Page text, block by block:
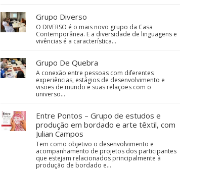
Grupo Diverso
O DIVERSO é o mais novo grupo da Casa
Contemporânea. E a diversidade de linguagens e
vivências é a característica…
Grupo De Quebra
A conexão entre pessoas com diferentes
experiências, estágios de desenvolvimento e
visões de mundo e suas relações com o
universo…
Entre Pontos – Grupo de estudos e
produção em bordado e arte têxtil, com
Julian Campos
Tem como objetivo o desenvolvimento e
acompanhamento de projetos dos participantes
que estejam relacionados principalmente à
produção de bordado e…